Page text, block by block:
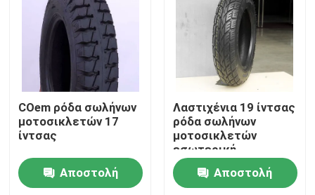
Προϊόντα
Σχετικά με εμάς
COem ρόδα σωλήνων
μοτοσικλετών 17
ίντσας
Αποστολή
Λαστιχένια 19 ίντσας
ρόδα σωλήνων
μοτοσικλετών
εσωτερική
Αποστολή